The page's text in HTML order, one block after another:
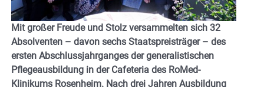
Mit großer Freude und Stolz versammelten sich 32
Absolventen – davon sechs Staatspreisträger – des
ersten Abschlussjahrganges der generalistischen
Pflegeausbildung in der Cafeteria des RoMed-
Klinikums Rosenheim. Nach drei Jahren Ausbildung